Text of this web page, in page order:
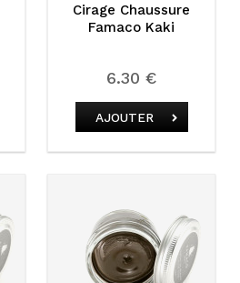
Cirage Chaussure
Famaco Kaki
6.30 €
AJOUTER